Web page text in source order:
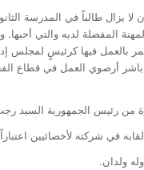
قطاع السياحة في عام 1985، بينما كان لا
بالعمل فيها كرئيسٍ
من رئيس الجمهورية السيد رجب
لأخصائيين اعتباراً من 11 تموز
ولدان.